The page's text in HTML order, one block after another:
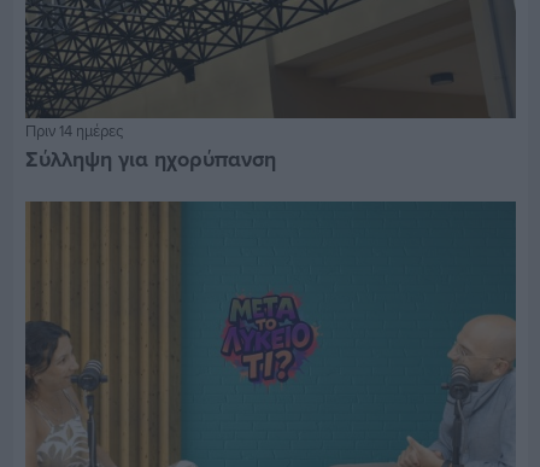
Πριν 14 ημέρες
Σύλληψη για ηχορύπανση